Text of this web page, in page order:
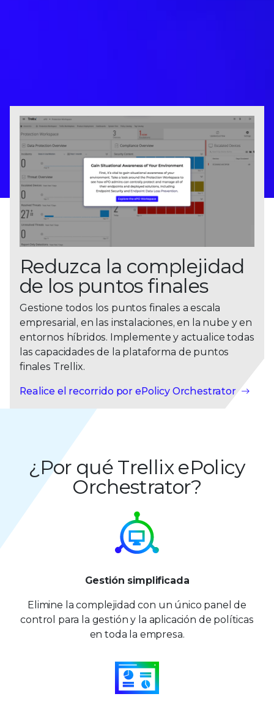
Reduzca la complejidad
de los puntos finales
Gestione todos los puntos finales a escala
empresarial, en las instalaciones, en la nube y en
entornos híbridos. Implemente y actualice todas
las capacidades de la plataforma de puntos
finales Trellix.
Realice el recorrido por ePolicy Orchestrator
¿Por qué Trellix ePolicy
Orchestrator?
Gestión simplificada
Elimine la complejidad con un único panel de
control para la gestión y la aplicación de políticas
en toda la empresa.